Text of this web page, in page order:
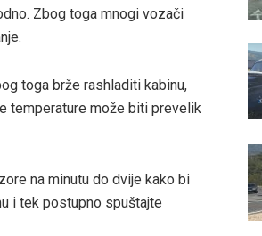
Zbog toga mnogi vozači
toga brže rashladiti kabinu,
temperature može biti prevelik
na minutu do dvije kako bi
i tek postupno spuštajte